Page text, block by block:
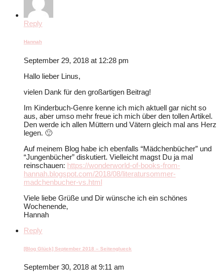
Reply
Hannah
September 29, 2018 at 12:28 pm
Hallo lieber Linus,
vielen Dank für den großartigen Beitrag!
Im Kinderbuch-Genre kenne ich mich aktuell gar nicht so
aus, aber umso mehr freue ich mich über den tollen Artikel.
Den werde ich allen Müttern und Vätern gleich mal ans Herz
legen. 🙂
Auf meinem Blog habe ich ebenfalls “Mädchenbücher” und
“Jungenbücher” diskutiert. Vielleicht magst Du ja mal
reinschauen: https://wonderworld-of-books-from-
hannah.blogspot.com/2018/08/literatursommer-
madchenbucher-vs.html
Viele liebe Grüße und Dir wünsche ich ein schönes
Wochenende,
Hannah
Reply
[Blog Glück] September 2018 – Seitenglueck
September 30, 2018 at 9:11 am